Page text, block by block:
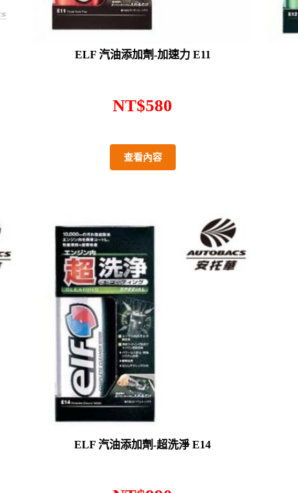
ELF 汽油添加劑-加速力 E11
NT$580
查看內容
ELF 汽油添加劑-超洗淨 E14